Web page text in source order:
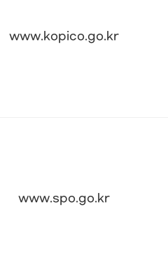
www.kopico.go.kr
www.spo.go.kr